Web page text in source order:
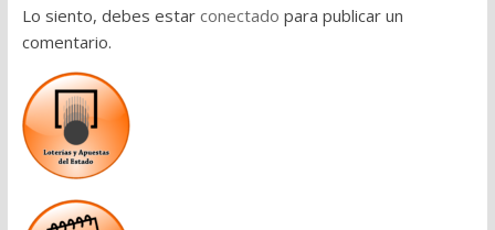
Lo siento, debes estar conectado para publicar un
comentario.